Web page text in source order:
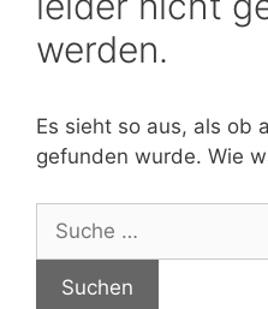
werden.
Es sieht so aus, als ob
gefunden wurde. Wie
nach: